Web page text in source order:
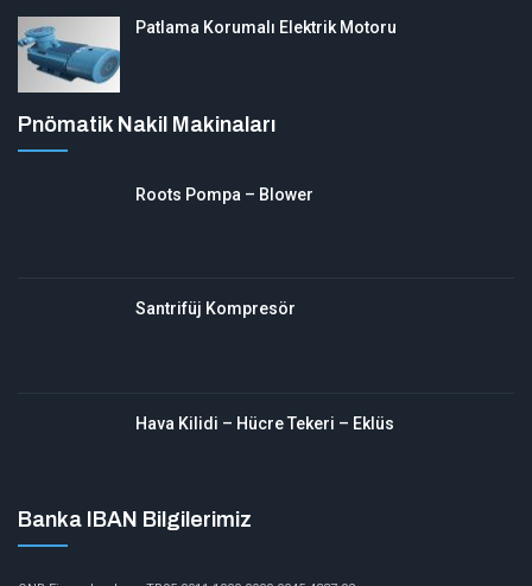
Patlama Korumalı Elektrik Motoru
Pnömatik Nakil Makinaları
Roots Pompa – Blower
Santrifüj Kompresör
Hava Kilidi – Hücre Tekeri – Eklüs
Banka IBAN Bilgilerimiz